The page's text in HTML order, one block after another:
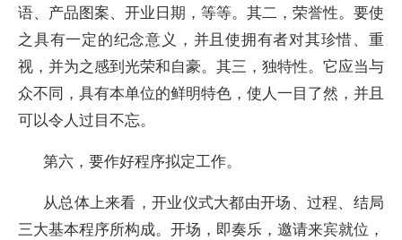
语、产品图案、开业日期，等等。其二，荣誉性。要使
之具有一定的纪念意义，并且使拥有者对其珍惜、重
视，并为之感到光荣和自豪。其三，独特性。它应当与
众不同，具有本单位的鲜明特色，使人一目了然，并且
可以令人过目不忘。
第六，要作好程序拟定工作。
从总体上来看，开业仪式大都由开场、过程、结局
三大基本程序所构成。开场，即奏乐，邀请来宾就位，